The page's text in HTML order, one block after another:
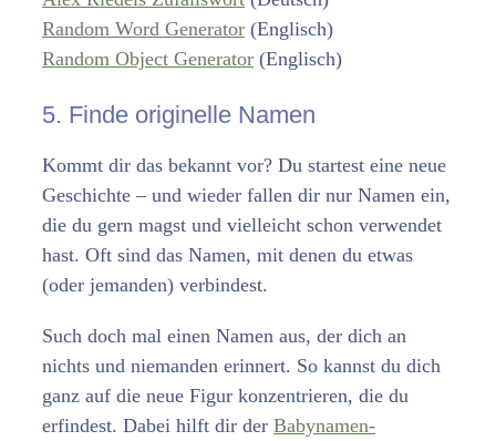
Random Word Generator (Englisch)
Random Object Generator (Englisch)
5. Finde originelle Namen
Kommt dir das bekannt vor? Du startest eine neue
Geschichte – und wieder fallen dir nur Namen ein,
die du gern magst und vielleicht schon verwendet
hast. Oft sind das Namen, mit denen du etwas
(oder jemanden) verbindest.
Such doch mal einen Namen aus, der dich an
nichts und niemanden erinnert. So kannst du dich
ganz auf die neue Figur konzentrieren, die du
erfindest. Dabei hilft dir der Babynamen-